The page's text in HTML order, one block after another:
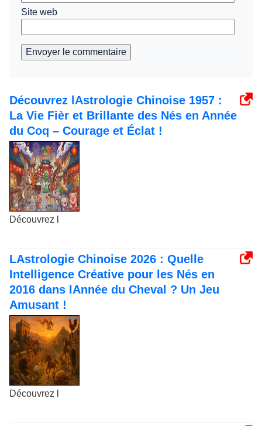
Site web
Envoyer le commentaire
Découvrez lAstrologie Chinoise 1957 :
La Vie Fièr et Brillante des Nés en Année
du Coq – Courage et Éclat !
Découvrez l
LAstrologie Chinoise 2026 : Quelle
Intelligence Créative pour les Nés en
2016 dans lAnnée du Cheval ? Un Jeu
Amusant !
Découvrez l